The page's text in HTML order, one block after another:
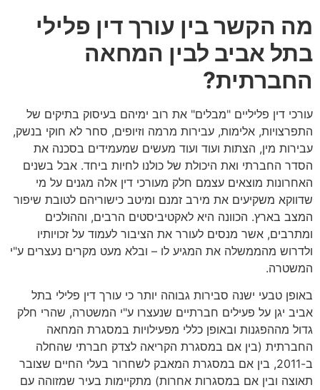
מה הקשר בין עורך דין פלילי
בתל אביב לבין המחאה
החברתית?
עורכי דין פליליים "מבלים" את רוב ימיהם בעיסוק בתיקים של
התפרצויות, אלימות, עבירות מרמה וזיופים, סחר לא חוקי בנשק,
עבירות מין, הצתות ועוד ועוד מעשים שמעמידים בסכנה את
הסדר החברתי ואת היכולת של כולנו לחיות ביחד. אבל בשנים
האחרונות מוצאים עצמם חלק מעורכי דין אלה מגנים על מי
שדווקא משקיעים את מירב זמנם ומיטב כישוריהם לטובת שיפור
המצב בארץ. הכוונה היא לאקטיביסטים הרבים, וההולכים
ומתרבים, אשר מנסים לעורר את הציבור לעמוד על זכויותיו
ולדרוש מהממשלה את המגיע לו – ובלא מעט מקרים נעצרים ע"י
המשטרה.
באופן טבעי ישנה סבירות גבוהה יותר כי עורך דין פלילי בתל
אביב יגן על פעילים חברתיים שנעצרו ע"י המשטרה, שהרי חלק
גדול מההפגנות ובאופן כללי מפעילויות במסגרת המחאה
החברתית (בין אם במסגרת הקריאה לצדק חברתי שהחלה
ב-2011, בין אם במסגרת המאבק לשחרור בעלי החיים שצובר
תאוצה ובין אם במסגרות אחרות) מתקיימות בעיר שמזוהה עם